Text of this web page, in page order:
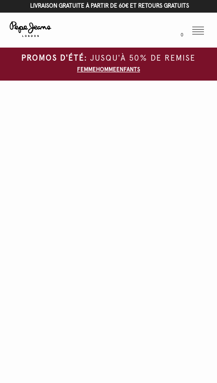
LIVRAISON GRATUITE À PARTIR DE 60€ ET RETOURS GRATUITS
0
Menu
PROMOS D'ÉTÉ: JUSQU'À 50% DE REMISE
FEMMEHOMMEENFANTS